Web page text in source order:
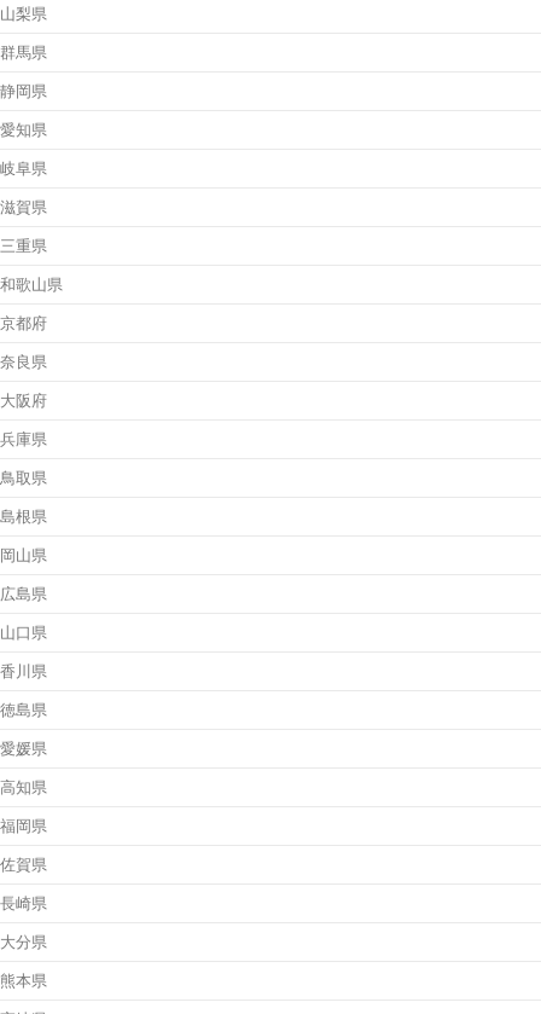
山梨県
群馬県
静岡県
愛知県
岐阜県
滋賀県
三重県
和歌山県
京都府
奈良県
大阪府
兵庫県
鳥取県
島根県
岡山県
広島県
山口県
香川県
徳島県
愛媛県
高知県
福岡県
佐賀県
長崎県
大分県
熊本県